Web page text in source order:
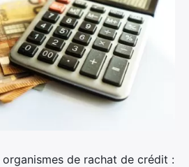
de rachat de crédit :